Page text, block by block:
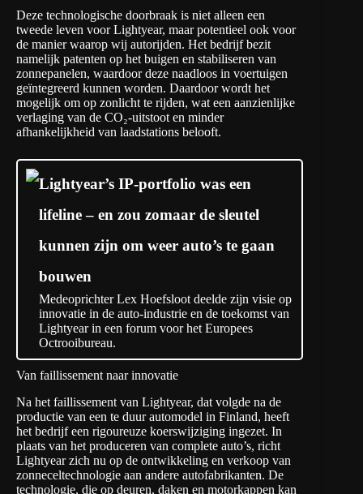
Deze technologische doorbraak is niet alleen een
tweede leven voor Lightyear, maar potentieel ook voor
de manier waarop wij autorijden. Het bedrijf bezit
namelijk patenten op het buigen en stabiliseren van
zonnepanelen, waardoor deze naadloos in voertuigen
geïntegreerd kunnen worden. Daardoor wordt het
mogelijk om op zonlicht te rijden, wat een aanzienlijke
verlaging van de CO₂-uitstoot en minder
afhankelijkheid van laadstations belooft.
Lightyear’s IP-portfolio was een
lifeline – en zou zomaar de sleutel
kunnen zijn om weer auto’s te gaan
bouwen
Medeoprichter Lex Hoefsloot deelde zijn visie op
innovatie in de auto-industrie en de toekomst van
Lightyear in een forum voor het Europees
Octrooibureau.
Van faillissement naar innovatie
Na het faillissement van Lightyear, dat volgde na de
productie van een te duur automodel in Finland, heeft
het bedrijf een rigoureuze koerswijziging ingezet. In
plaats van het produceren van complete auto’s, richt
Lightyear zich nu op de ontwikkeling en verkoop van
zonneceltechnologie aan andere autofabrikanten. De
technologie, die op deuren, daken en motorkappen kan